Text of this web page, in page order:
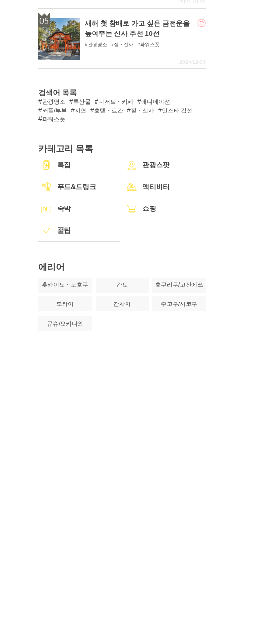
2021-10-19
새해 첫 참배로 가고 싶은 금전운을
높여주는 신사 추천 10선
관광명소 절・신사 파워스폿
2024-12-04
검색어 목록
관광명소 특산물 디저트・카페
애니메이션
커플/부부
자연 호텔・료칸 절・신사
인스타 감성
파워스폿
카테고리 목록
특집 관광스팟
푸드&드링크 액티비티
숙박 쇼핑
꿀팁
에리어
홋카이도・도호쿠 간토 호쿠리쿠/고신에쓰
도카이 간사이 주고쿠/시코쿠
규슈/오키나와